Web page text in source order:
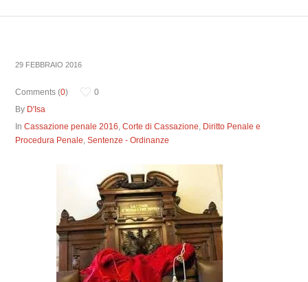
29 FEBBRAIO 2016
Comments (0)
0
By D'Isa
InCassazione penale 2016,Corte di Cassazione, Diritto Penale e
Procedura Penale,Sentenze - Ordinanze